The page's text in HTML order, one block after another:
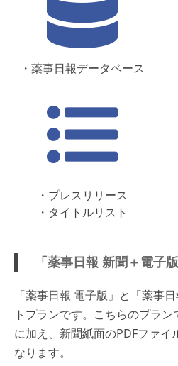
・薬事日報データベース
・プレスリリース
・タイトルリスト
「薬事日報 新聞＋電子
「薬事日報 電子版」と「薬事
トプランです。こちらのプラ
に加え、新聞紙面のPDFファイ
なります。